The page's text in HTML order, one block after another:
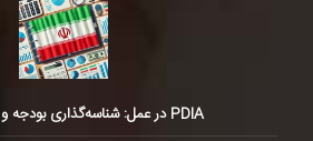
PDIA در عمل: شناسه‌گذاری بودجه و طبقه‌بندی آن